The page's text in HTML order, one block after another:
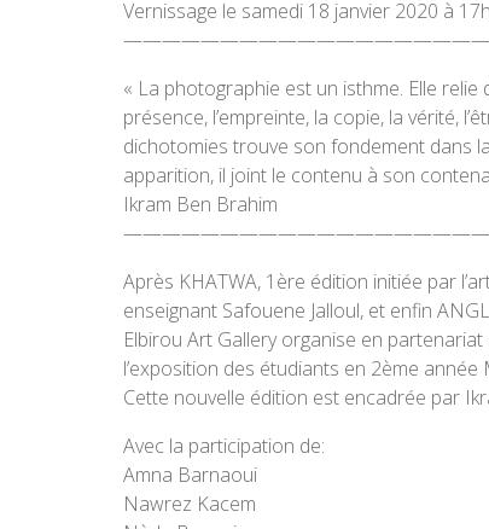
Vernissage le samedi 18 janvier 2020 à
———————————————————
« La photographie est un isthme. Elle
présence, l’empreinte, la copie, la vérité,
dichotomies trouve son fondement dans
apparition, il joint le contenu à son
Ikram Ben Brahim
———————————————————
Après KHATWA, 1ère édition initiée par
enseignant Safouene Jalloul, et enfin
Elbirou Art Gallery organise en
l’exposition des étudiants en 2ème
Cette nouvelle édition est encadrée par
Avec la participation de:
Amna Barnaoui
Nawrez Kacem